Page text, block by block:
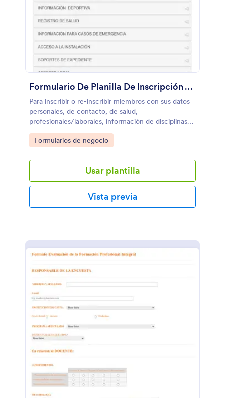
Formulario De Planilla De Inscripción A Club Deportivo
Para inscribir o re-inscribir miembros con sus datos
personales, de contacto, de salud,
profesionales/laborales, información de disciplinas
deportivas y horarios. Esta plantilla viene con una
variedad de widgets para demostrar con este caso
narrativos, e-firma y botonos de opción múltiple.
Go to Category:
Formularios de negocio
Usar plantilla
Vista previa